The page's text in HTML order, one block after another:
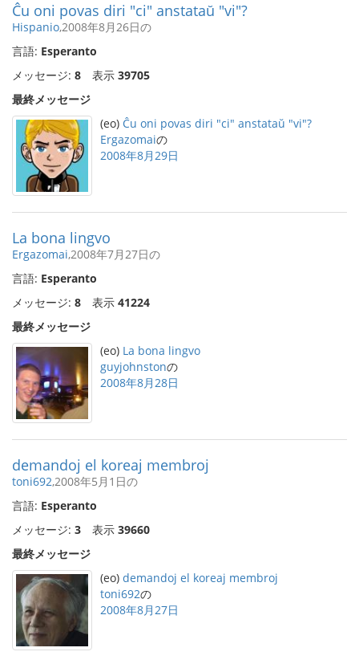
Ĉu oni povas diri "ci" anstataŭ "vi"?
Hispanio,2008年8月26日の
言語: Esperanto
メッセージ: 8 表示 39705
最終メッセージ
(eo) Ĉu oni povas diri "ci" anstataŭ "vi"?
Ergazomaiの
2008年8月29日
La bona lingvo
Ergazomai,2008年7月27日の
言語: Esperanto
メッセージ: 8 表示 41224
最終メッセージ
(eo) La bona lingvo
guyjohnstonの
2008年8月28日
demandoj el koreaj membroj
toni692,2008年5月1日の
言語: Esperanto
メッセージ: 3 表示 39660
最終メッセージ
(eo) demandoj el koreaj membroj
toni692の
2008年8月27日